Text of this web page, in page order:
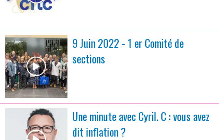
9 Juin 2022 - 1 er Comité de
sections
Une minute avec Cyril. C : vous avez
dit inflation ?